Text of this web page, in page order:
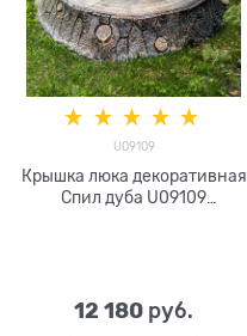
U09109
Крышка люка декоративная
Спил дуба U09109
12 180 руб.